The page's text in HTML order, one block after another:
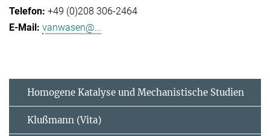
+49 (0)208 306-2464
vanwasen@...
Homogene Katalyse und Mechanistische Studien
Klußmann (Vita)